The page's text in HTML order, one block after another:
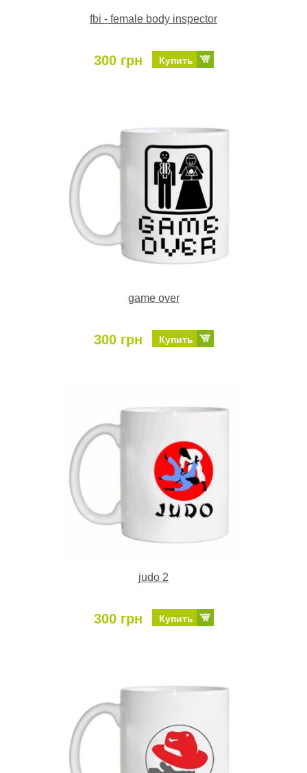
fbi - female body inspector
300 грн Купить
game over
300 грн Купить
judo 2
300 грн Купить